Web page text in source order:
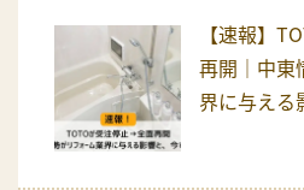
【速報】
再開｜中東
界に与える